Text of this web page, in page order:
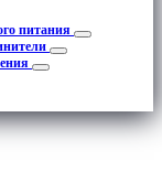
питания